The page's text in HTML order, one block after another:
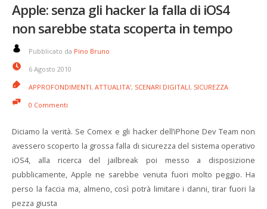
Apple: senza gli hacker la falla di iOS4
non sarebbe stata scoperta in tempo
Pubblicato da Pino Bruno
6 Agosto 2010
APPROFONDIMENTI, ATTUALITA', SCENARI DIGITALI, SICUREZZA
0 Commenti
Diciamo la verità. Se Comex e gli hacker dell’iPhone Dev Team non
avessero scoperto la grossa falla di sicurezza del sistema operativo
iOS4, alla ricerca del jailbreak poi messo a disposizione
pubblicamente, Apple ne sarebbe venuta fuori molto peggio. Ha
perso la faccia ma, almeno, così potrà limitare i danni, tirar fuori la
pezza giusta